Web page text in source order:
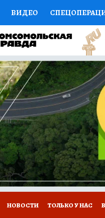
ВИДЕО
НАУКА
ЭКСПЕРТОВ ДОКТОР
ПОЛКА ПРОГНОЗЫ
ЦЕНТР
КП РЕКЛАМА ТЕСТЫ
НОВОСТИ ТОЛЬКО У НАС